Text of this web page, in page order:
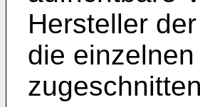
Hersteller
die